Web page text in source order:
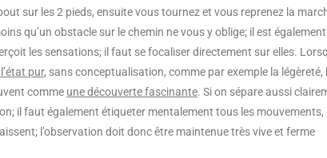
sur les 2 pieds, ensuite vous tournez et vous reprenez la
qu’un obstacle sur le chemin ne vous y oblige; il est également
les sensations; il faut se focaliser directement sur elles.
pur, sans conceptualisation, comme par exemple la légèreté,
comme une découverte fascinante. Si on sépare aussi
il faut également étiqueter mentalement tous les mouvements,
l’observation doit donc être maintenue très vive et ferme